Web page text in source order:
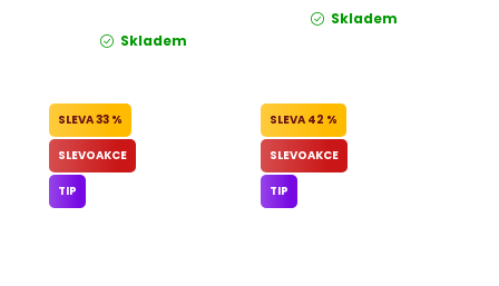
Skladem
Skladem
33 %
SLEVOAKCE
TIP
42 %
SLEVOAKCE
TIP